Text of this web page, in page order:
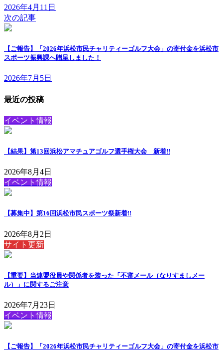
2026年4月11日
次の記事
【ご報告】「2026年浜松市民チャリティーゴルフ大会」の寄付金を浜松市
スポーツ振興課へ贈呈しました！
2026年7月5日
最近の投稿
イベント情報
【結果】第13回浜松アマチュアゴルフ選手権大会 新着!!
2026年8月4日
イベント情報
【募集中】第16回浜松市民スポーツ祭新着!!
2026年8月2日
サイト更新
【重要】当連盟役員や関係者を装った「不審メール（なりすましメー
ル）」に関するご注意
2026年7月23日
イベント情報
【ご報告】「2026年浜松市民チャリティーゴルフ大会」の寄付金を浜松市